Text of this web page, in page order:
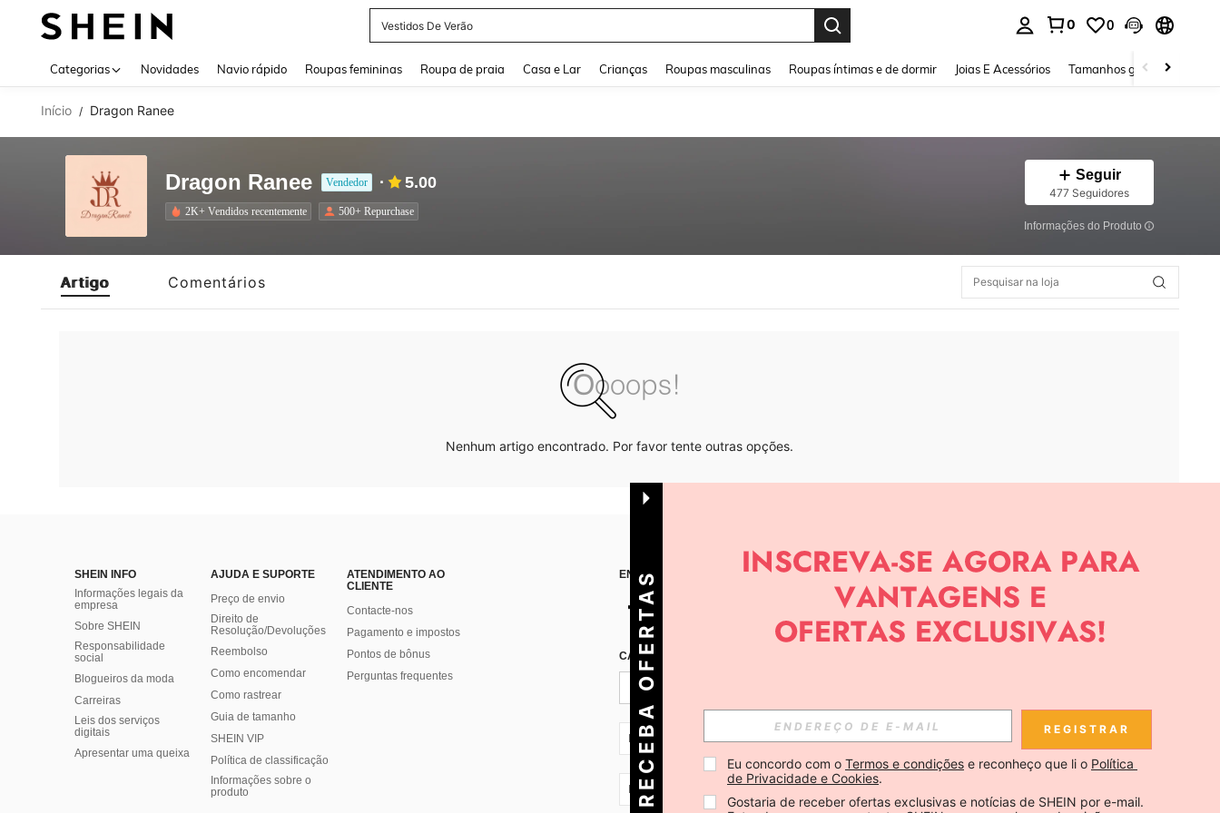
Vestidos De Verão
0 0
Categorias Novidades Navio rápido Roupas femininas Roupa de praia Casa e Lar Crianças Roupas masculinas Roupas íntimas e de dormir Joias E Acessórios Tamanhos grandes
Início / Dragon Ranee
Dragon Ranee Vendedor 5.00
2K+ Vendidos recentemente 500+ Repurchase
Seguir
477 Seguidores
Informações do Produto
Artigo Comentários
Nenhum artigo encontrado. Por favor tente outras opções.
SHEIN INFO
Informações legais da
empresa
Sobre SHEIN
Responsabilidade
social
Blogueiros da moda
Carreiras
Leis dos serviços
digitais
Apresentar uma queixa
AJUDA E SUPORTE
Preço de envio
Direito de
Resolução/Devoluções
Reembolso
Como encomendar
Como rastrear
Guia de tamanho
SHEIN VIP
Política de classificação
​Informações sobre o
produto
ATENDIMENTO AO
CLIENTE
Contacte-nos
Pagamento e impostos
Pontos de bônus
Perguntas frequentes
ENCONTRE-NOS EM APP
CADASTRE-SE PARA RECEBER NOTÍCIAS SOBRE SHEIN.
PT + 351
PT + 351
R
E
C
E
B
A
O
E
R
T
A
S
D
I
Á REGISTRAR
Eu concordo com o Termos e condições e reconheço que li o Política
de Privacidade e Cookies.
Gostaria de receber ofertas exclusivas e notícias de SHEIN por e-mail.